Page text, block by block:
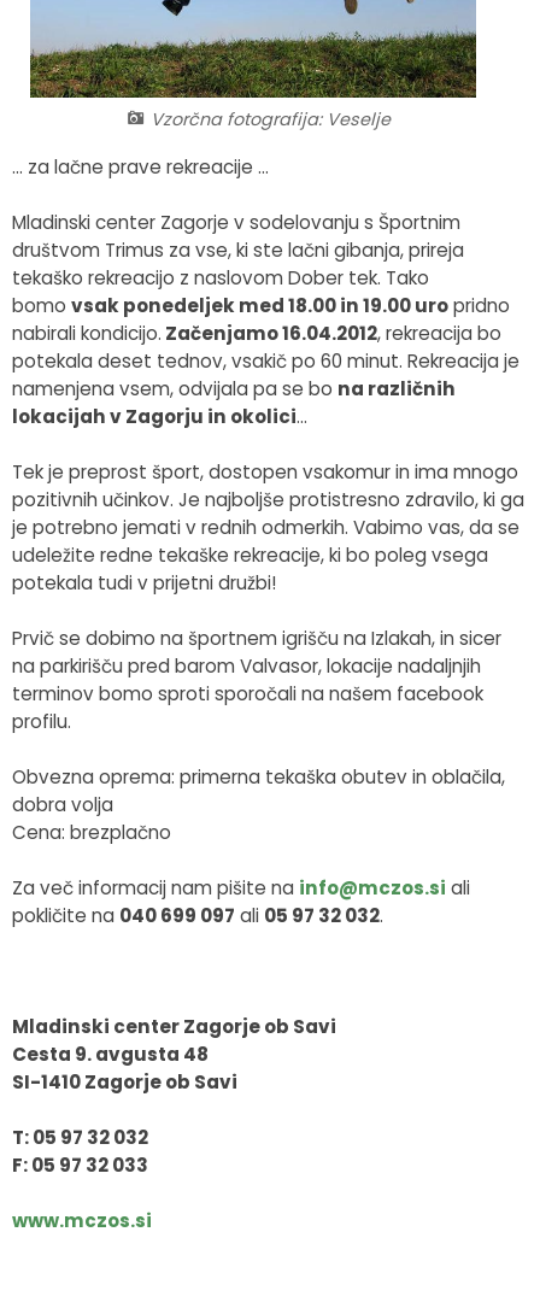
Vzorčna fotografija: Veselje
... za lačne prave rekreacije ...
Mladinski center Zagorje v sodelovanju s Športnim
društvom Trimus za vse, ki ste lačni gibanja, prireja
tekaško rekreacijo z naslovom Dober tek. Tako
bomo vsak ponedeljek med 18.00 in 19.00 uropridno
nabirali kondicijo. Začenjamo 16.04.2012, rekreacija bo
potekala deset tednov, vsakič po 60 minut. Rekreacija je
namenjena vsem, odvijala pa se bo na različnih
lokacijah v Zagorju in okolici…
Tek je preprost šport, dostopen vsakomur in ima mnogo
pozitivnih učinkov. Je najboljše protistresno zdravilo, ki ga
je potrebno jemati v rednih odmerkih. Vabimo vas, da se
udeležite redne tekaške rekreacije, ki bo poleg vsega
potekala tudi v prijetni družbi!
Prvič se dobimo na športnem igrišču na Izlakah, in sicer
na parkirišču pred barom Valvasor, lokacije nadaljnjih
terminov bomo sproti sporočali na našem facebook
profilu.
Obvezna oprema: primerna tekaška obutev in oblačila,
dobra volja
Cena: brezplačno
Za več informacij nam pišite na info@mczos.si ali
pokličite na 040 699 097 ali 05 97 32 032.
Mladinski center Zagorje ob Savi
Cesta 9. avgusta 48
SI-1410 Zagorje ob Savi
T: 05 97 32 032
F: 05 97 32 033
www.mczos.si
Občinska volilna komisija
Medobčinski inšpektorat in redarstvo
Zapore cest
Okoljski podatki
Lokalne volitve
Strateški dokumenti
Katalog informacij javnega značaja